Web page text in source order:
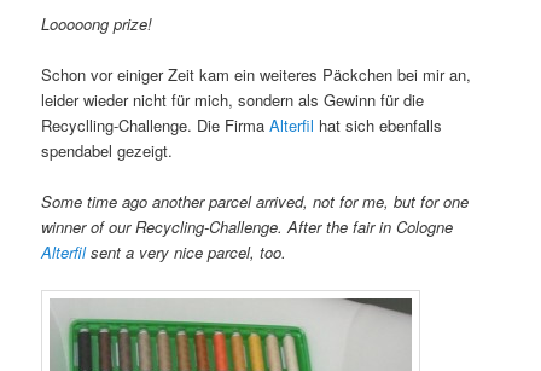
Looooong prize!
Schon vor einiger Zeit kam ein weiteres Päckchen bei mir an,
leider wieder nicht für mich, sondern als Gewinn für die
Recyclling-Challenge. Die FirmaAlterfil hat sich ebenfalls
spendabel gezeigt.
Some time ago another parcel arrived, not for me, but for one
winner of our Recycling-Challenge. After the fair in Cologne
Alterfilsent a very nice parcel, too.